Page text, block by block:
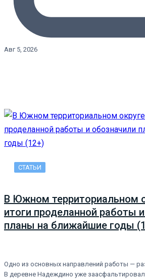
Авг 5, 2026
СТАТЬИ
В Южном территориальном
итоги проделанной работы
планы на ближайшие годы
Одно из основных направлений работы —
В деревне Надеждино уже